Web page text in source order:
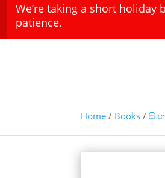
We’re taking a short
patience.
Home / Books /